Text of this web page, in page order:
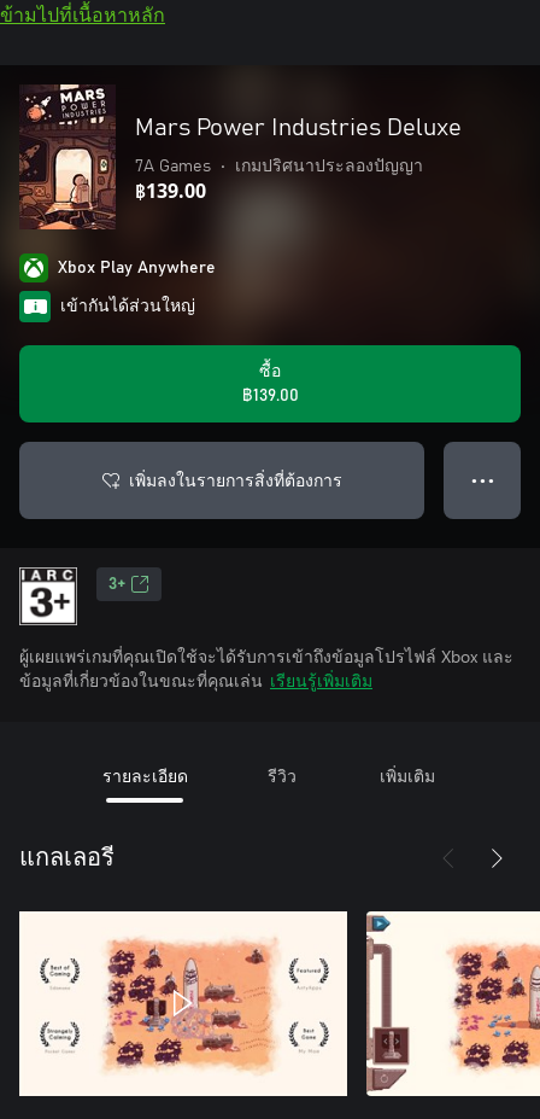
ข้ามไปที่เนื้อหาหลัก
Mars Power Industries Deluxe
7A Games • เกมปริศนาประลองปัญญา
฿139.00
Xbox Play Anywhere
เข้ากันได้ส่วนใหญ่
ซื้อ
฿139.00
เพิ่มลงในรายการสิ่งที่ต้องการ ● ● ●
3+
ผู้เผยแพร่เกมที่คุณเปิดใช้จะได้รับการเข้าถึงข้อมูลโปรไฟล์ Xbox และ
ข้อมูลที่เกี่ยวข้องในขณะที่คุณเล่น เรียนรู้เพิ่มเติม
รายละเอียด รีวิว เพิ่มเติม
แกลเลอรี